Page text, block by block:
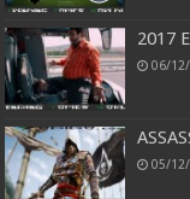
2017
06/
05/